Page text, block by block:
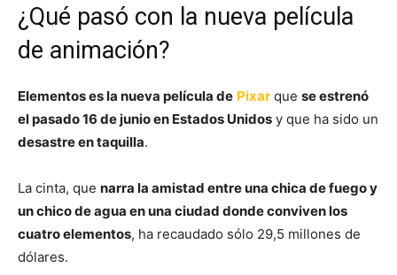
¿Qué pasó con la nueva película
de animación?
Elementos es la nueva película de Pixar que se estrenó
el pasado 16 de junio en Estados Unidos y que ha sido un
desastre en taquilla.
La cinta, que narra la amistad entre una chica de fuego y
un chico de agua en una ciudad donde conviven los
cuatro elementos, ha recaudado sólo 29,5 millones de
dólares.